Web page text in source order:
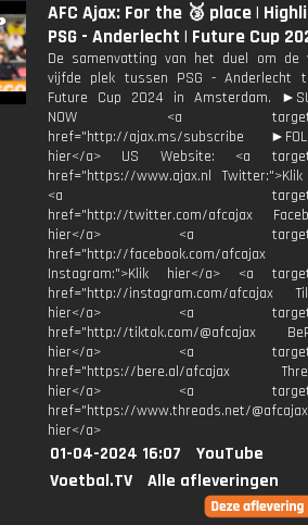
AFC Ajax: For the 🥉 place |
PSG - Anderlecht | Future Cup
De samenvatting van het duel om de
vijfde plek tussen PSG - Anderlecht
Future Cup 2024 in Amsterdam.
NOW <a
href="http://ajax.ms/subscribe
hier</a> US Website: <a
href="https://www.ajax.nl
<a
href="http://twitter.com/afcajax
hier</a> <a
href="http://facebook.com/afcajax
Instagram:">Klik hier</a> <a
href="http://instagram.com/afcajax
hier</a> <a
href="http://tiktok.com/@afcajax
hier</a> <a
href="https://bere.al/afcajax
hier</a> <a
href="https://www.threads.net/
hier</a>
01-04-2024 16:07
YouTube
Voetbal.TV
Alle afleveringen